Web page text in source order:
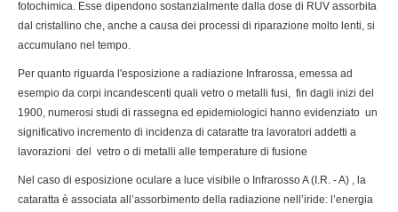
fotochimica. Esse dipendono sostanzialmente dalla dose di RUV assorbita
dal cristallino che, anche a causa dei processi di riparazione molto lenti, si
accumulano nel tempo.
Per quanto riguarda l'esposizione a radiazione Infrarossa, emessa ad
esempio da corpi incandescenti quali vetro o metalli fusi, fin dagli inizi del
1900, numerosi studi di rassegna ed epidemiologici hanno evidenziato un
significativo incremento di incidenza di cataratte tra lavoratori addetti a
lavorazioni del vetro o di metalli alle temperature di fusione
Nel caso di esposizione oculare a luce visibile o Infrarosso A (I.R. - A) , la
cataratta è associata all’assorbimento della radiazione nell’iride: l’energia